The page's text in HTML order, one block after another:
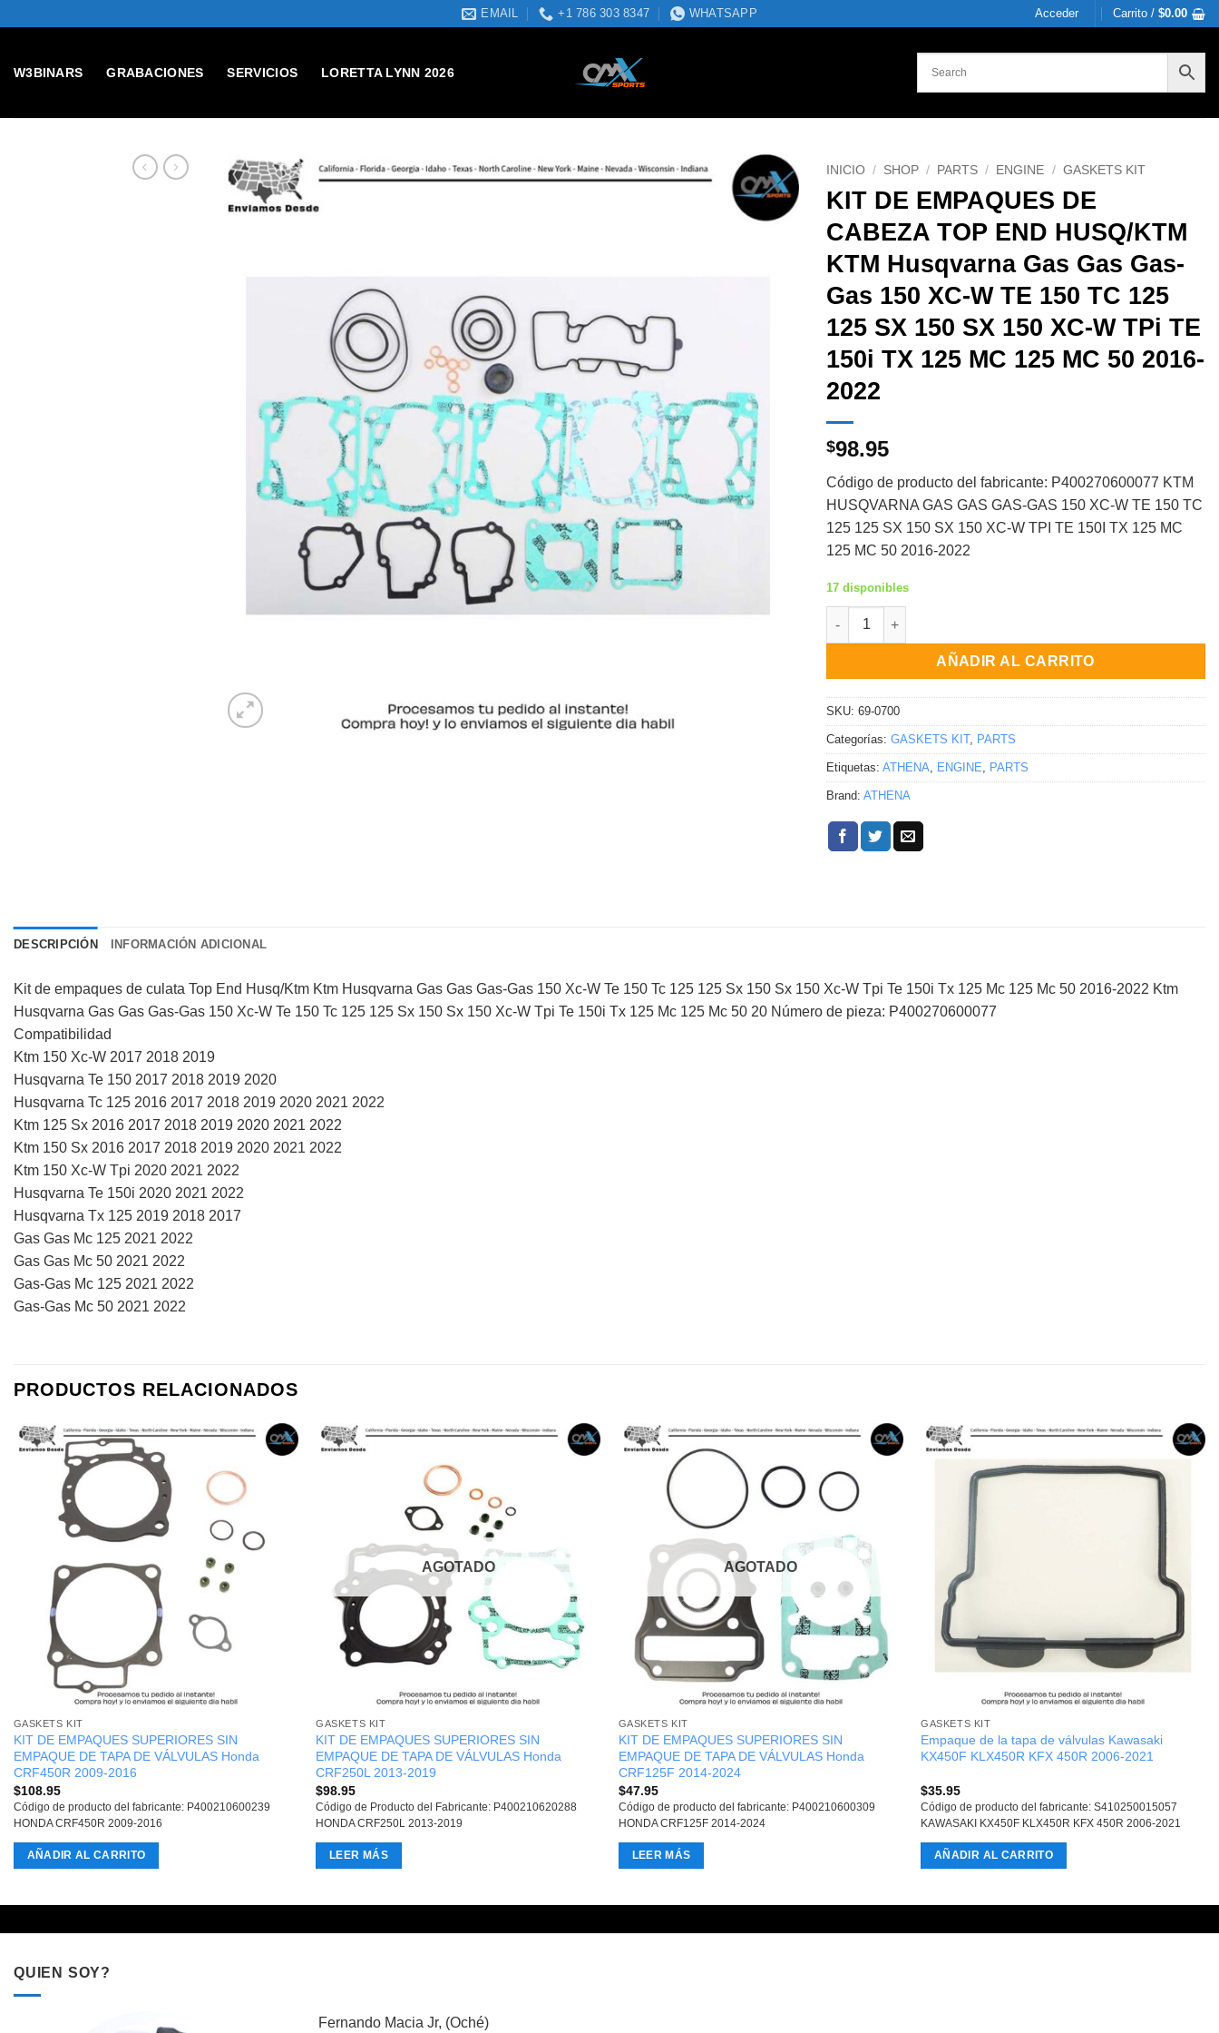
EMAIL +1 786 303 8347 WHATSAPP Acceder Carrito /$0.00
W3BINARS GRABACIONES SERVICIOS LORETTA LYNN 2026
INICIO / SHOP / PARTS / ENGINE / GASKETS KIT
KIT DE EMPAQUES DE
CABEZA TOP END HUSQ/KTM
KTM Husqvarna Gas Gas Gas-
Gas 150 XC-W TE 150 TC 125
125 SX 150 SX 150 XC-W TPi TE
150i TX 125 MC 125 MC 50 2016-
2022
$98.95
Código de producto del fabricante: P400270600077 KTM
HUSQVARNA GAS GAS GAS-GAS 150 XC-W TE 150 TC
125 125 SX 150 SX 150 XC-W TPI TE 150I TX 125 MC
125 MC 50 2016-2022
17 disponibles
KIT DE EMPAQUES DE CABEZA TOP END HUSQ/KTM KTM
AÑADIR AL CARRITO
SKU: 69-0700
Categorías: GASKETS KIT, PARTS
Etiquetas: ATHENA, ENGINE, PARTS
Brand: ATHENA
DESCRIPCIÓN INFORMACIÓN ADICIONAL
Kit de empaques de culata Top End Husq/Ktm Ktm Husqvarna Gas Gas Gas-Gas 150 Xc-W Te 150 Tc 125 125 Sx 150 Sx 150 Xc-W Tpi Te 150i Tx 125 Mc 125 Mc 50 2016-2022 Ktm
Husqvarna Gas Gas Gas-Gas 150 Xc-W Te 150 Tc 125 125 Sx 150 Sx 150 Xc-W Tpi Te 150i Tx 125 Mc 125 Mc 50 20 Número de pieza: P400270600077
Compatibilidad
Ktm 150 Xc-W 2017 2018 2019
Husqvarna Te 150 2017 2018 2019 2020
Husqvarna Tc 125 2016 2017 2018 2019 2020 2021 2022
Ktm 125 Sx 2016 2017 2018 2019 2020 2021 2022
Ktm 150 Sx 2016 2017 2018 2019 2020 2021 2022
Ktm 150 Xc-W Tpi 2020 2021 2022
Husqvarna Te 150i 2020 2021 2022
Husqvarna Tx 125 2019 2018 2017
Gas Gas Mc 125 2021 2022
Gas Gas Mc 50 2021 2022
Gas-Gas Mc 125 2021 2022
Gas-Gas Mc 50 2021 2022
PRODUCTOS RELACIONADOS
GASKETS KIT
KIT DE EMPAQUES SUPERIORES SIN
EMPAQUE DE TAPA DE VÁLVULAS Honda
CRF450R 2009-2016
$108.95
Código de producto del fabricante: P400210600239
HONDA CRF450R 2009-2016
AÑADIR AL CARRITO
AGOTADO
GASKETS KIT
KIT DE EMPAQUES SUPERIORES SIN
EMPAQUE DE TAPA DE VÁLVULAS Honda
CRF250L 2013-2019
$98.95
Código de Producto del Fabricante: P400210620288
HONDA CRF250L 2013-2019
LEER MÁS
AGOTADO
GASKETS KIT
KIT DE EMPAQUES SUPERIORES SIN
EMPAQUE DE TAPA DE VÁLVULAS Honda
CRF125F 2014-2024
$47.95
Código de producto del fabricante: P400210600309
HONDA CRF125F 2014-2024
LEER MÁS
GASKETS KIT
Empaque de la tapa de válvulas Kawasaki
KX450F KLX450R KFX 450R 2006-2021
$35.95
Código de producto del fabricante: S410250015057
KAWASAKI KX450F KLX450R KFX 450R 2006-2021
AÑADIR AL CARRITO
QUIEN SOY?
Fernando Macia Jr, (Oché)